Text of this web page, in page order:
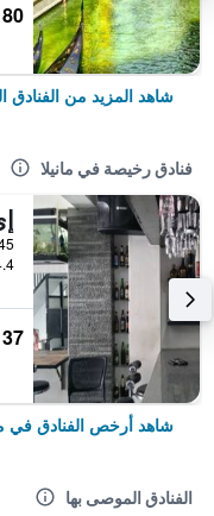
شاهد المزيد من الفنادق
فنادق رخيصة في مانيلا
4.4 كيلومتر عن
37 ﷼
شاهد أرخص الفنادق في
الفنادق الموصى بها